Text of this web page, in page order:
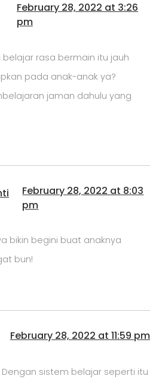
February 28, 2022 at 3:26
pm
belajar rasa bermain itu jauh
pada anak-anak ya?
jaman dahulu yang
February 28, 2022 at 8:03
pm
bikin begini buat anaknya
bun!
February 28, 2022 at 11:59 pm
sistem belajar seperti itu